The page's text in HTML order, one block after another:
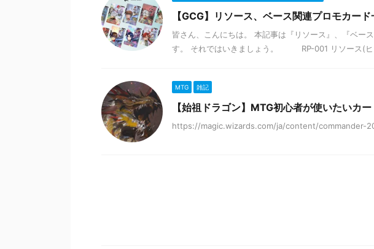
【GCG】リソース、ベース関連プロモカー
皆さん、こんにちは。 本記事は『リソース』、『ベー
す。 それではいきましょう。 RP-001 リソース(ヒ
MTG 雑記
【始祖ドラゴン】MTG初心者が使いたいカ
https://magic.wizards.com/ja/content/commander-